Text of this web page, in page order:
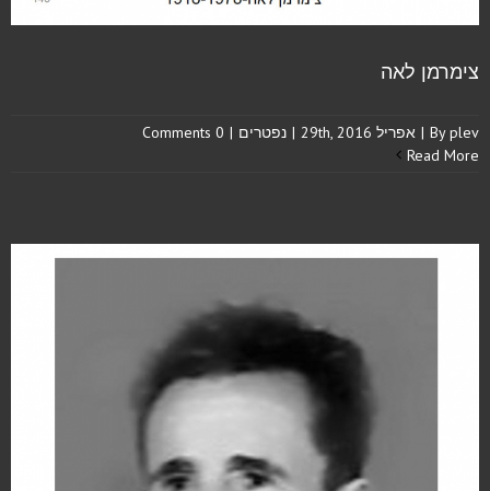
צימרמן לאה
Byplev
| אפריל 29th, 2016 | נפטרים |
0 Comments
Read More